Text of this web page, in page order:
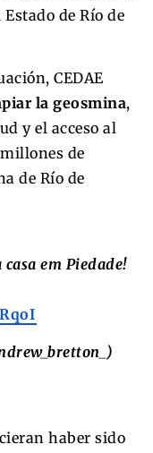
de Río de
CEDAE
la geosmina,
y el acceso al
de
de Río de
em Piedade!
haber sido